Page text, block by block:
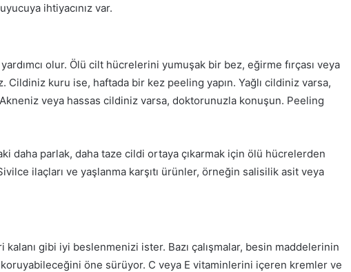
ihtiyacınız var.
olur. Ölü cilt hücrelerini yumuşak bir bez, eğirme fırçası veya
kuru ise, haftada bir kez peeling yapın. Yağlı cildiniz varsa,
veya hassas cildiniz varsa, doktorunuzla konuşun. Peeling
daha parlak, daha taze cildi ortaya çıkarmak için ölü hücrelerden
ilaçları ve yaşlanma karşıtı ürünler, örneğin salisilik asit veya
kalanı gibi iyi beslenmenizi ister. Bazı çalışmalar, besin maddelerinin
öne sürüyor. C veya E vitaminlerini içeren kremler ve